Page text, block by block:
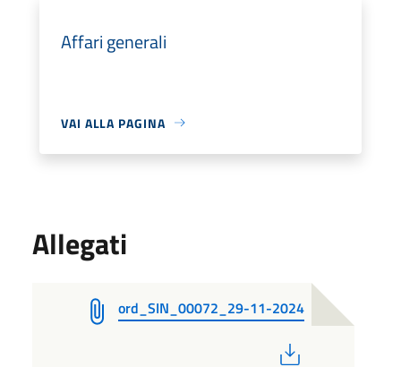
Affari generali
VAI ALLA PAGINA
Allegati
ord_SIN_00072_29-11-2024